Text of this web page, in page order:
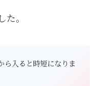
。
ら入ると時短になりま